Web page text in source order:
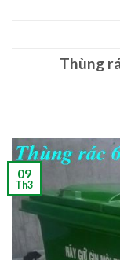
Thùng
09
Th3